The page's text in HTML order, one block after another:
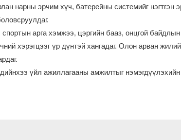
нарны эрчим хүч, батерейны системийг
спортын арга хэмжээ, цэргийн бааз, онцгой
хэрэгцээг үр дүнтэй хангадаг. Олон арван
үйл ажиллагааны амжилтыг